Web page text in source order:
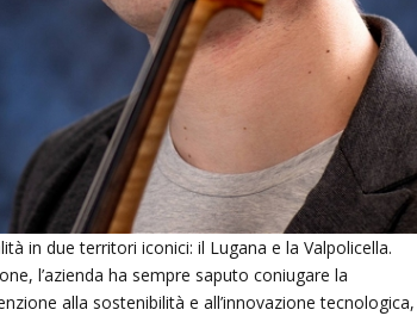
in due territori iconici: il Lugana e la Valpolicella.
l’azienda ha sempre saputo coniugare la
alla sostenibilità e all’innovazione tecnologica,